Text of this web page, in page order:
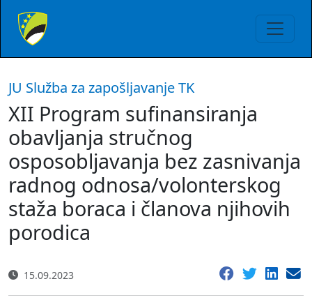
JU Služba za zapošljavanje TK
XII Program sufinansiranja
obavljanja stručnog
osposobljavanja bez zasnivanja
radnog odnosa/volonterskog
staža boraca i članova njihovih
porodica
15.09.2023